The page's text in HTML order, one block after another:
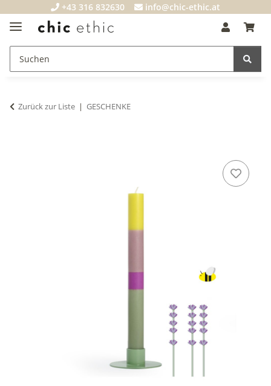
+43 316 832630 info@chic-ethic.at
Zurück zur Liste GESCHENKE